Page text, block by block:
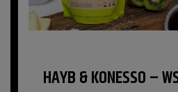
HAYB & KONESSO –